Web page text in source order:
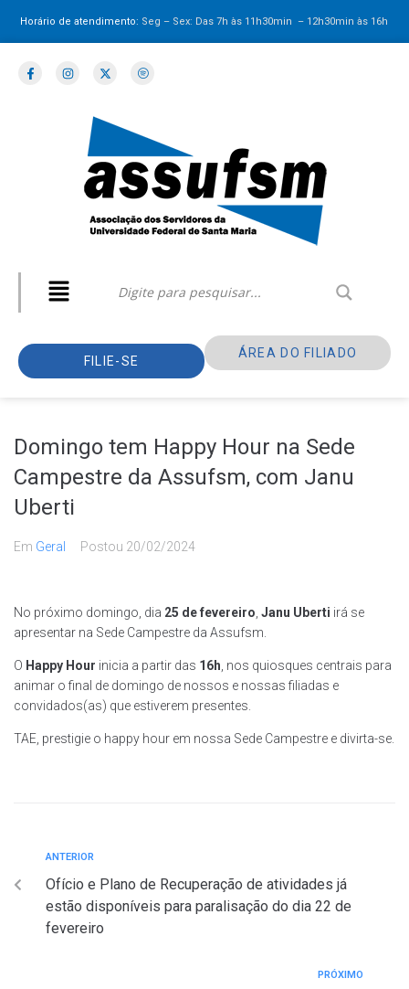
Horário de atendimento: Seg – Sex: Das 7h às 11h30min – 12h30minàs 16h
FILIE-SE
ÁREA DO FILIADO
Domingo tem Happy Hour na Sede
Campestre da Assufsm, com Janu
Uberti
Em Geral Postou 20/02/2024
No próximo domingo, dia 25 de fevereiro, Janu Uberti irá se
apresentar na Sede Campestre da Assufsm.
O Happy Hour inicia a partir das 16h, nos quiosques centrais para
animar o final de domingo de nossos e nossas filiadas e
convidados(as) que estiverem presentes.
TAE, prestigie o happy hour em nossa Sede Campestre e divirta-se.
ANTERIOR
Ofício e Plano de Recuperação de atividades já
estão disponíveis para paralisação do dia 22 de
fevereiro
PRÓXIMO